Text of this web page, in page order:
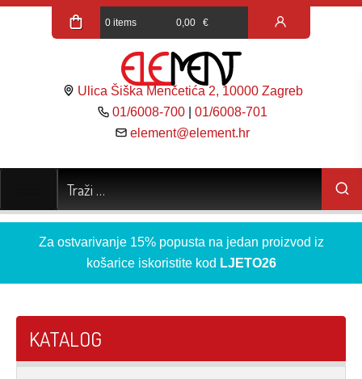
0 items 0,00 €
Ulica Šiška Menčetića 2, 10000 Zagreb
01/6008-700 |01/6008-701
element@element.hr
Za ostvarivanje 15% popusta na jedan proizvod iz
košarice iskoristite kod LJETO26
KATALOG